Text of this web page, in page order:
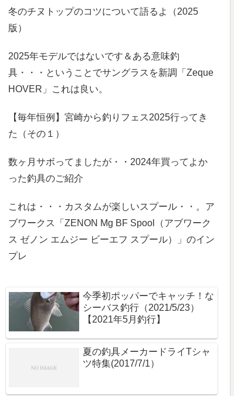
冬のチヌトップのコツについて語るよ（2025
版）
2025年モデルではないです＆ある意味釣
具・・・ということでサングラスを新調「Zeque
HOVER」これは良い。
【毎年恒例】宮崎から釣りフェス2025行ってき
た（その１）
数ヶ月サボってましたが・・2024年買ってよか
った釣具のご紹介
これは・・・カスタムが楽しいスプール・・。ア
ブワークス「ZENON Mg BF Spool（アブワーク
ス ゼノン エムジー ビーエフ スプール）」のイン
プレ
今季初ポッパーでキャッチ！な
シーバス釣行（2021/5/23）
【2021年5月釣行】
夏の釣具メーカードライTシャ
ツ特集(2017/7/1）